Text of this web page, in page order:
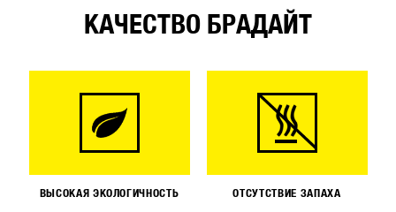
КАЧЕСТВО БРАДАЙТ
ВЫСОКАЯ ЭКОЛОГИЧНОСТЬ ОТСУТСТВИЕ ЗАПАХА